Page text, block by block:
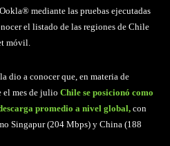
mediante las pruebas ejecutadas
el listado de las regiones de Chile
móvil.
dio a conocer que, en materia de
mes de julio Chile se posicionó como
promedio a nivel global, con
Singapur (204 Mbps) y China (188